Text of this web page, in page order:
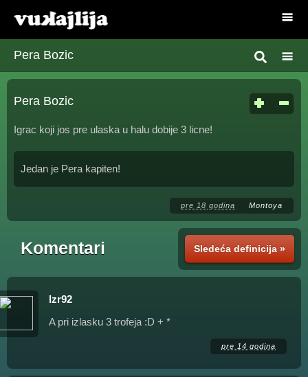
Pera Bozic
Pera Bozic
Igrac koji jos pre ulaska u halu dobije 3 licne!
Jedan je Pera kapiten!
pre 18 godina Montoya
Sledeća definicija »
Komentari
lzr92
A pri izlasku 3 trofeja :D + *
pre 14 godina